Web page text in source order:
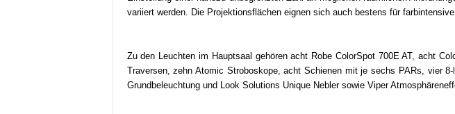
variiert werden. Die Projektionsflächen eignen sich auch bestens für
Zu den Leuchten im Hauptsaal gehören acht Robe ColorSpot 700E AT, acht
Traversen, zehn Atomic Stroboskope, acht Schienen mit je sechs PARs, vier
Grundbeleuchtung und Look Solutions Unique Nebler sowie Viper